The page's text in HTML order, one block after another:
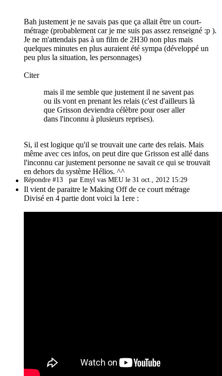
Bah justement je ne savais pas que ça allait être un court-
métrage (probablement car je me suis pas assez renseigné :p ).
Je ne m'attendais pas à un film de 2H30 non plus mais
quelques minutes en plus auraient été sympa (développé un
peu plus la situation, les personnages)
Citer
mais il me semble que justement il ne savent pas
ou ils vont en prenant les relais (c'est d'ailleurs là
que Grisson deviendra célèbre pour oser aller
dans l'inconnu à plusieurs reprises).
Si, il est logique qu'il se trouvait une carte des relais. Mais
même avec ces infos, on peut dire que Grisson est allé dans
l'inconnu car justement personne ne savait ce qui se trouvait
en dehors du système Hélios. ^^
Répondre #13 par Emyl vas MEU le 31 oct., 2012 15:29
Il vient de paraitre le Making Off de ce court métrage
Divisé en 4 partie dont voici la 1ere :